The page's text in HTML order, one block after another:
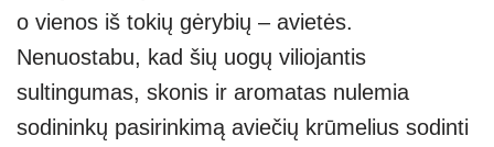
o vienos iš tokių gėrybių – avietės.
Nenuostabu, kad šių uogų viliojantis
sultingumas, skonis ir aromatas nulemia
sodininkų pasirinkimą aviečių krūmelius sodinti